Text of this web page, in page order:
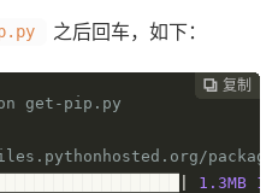
之后回车，如下：
 复制
 复制
 复制
 复制
 复制
 复制
 复制
 复制
 复制
 复制
get-pip.py
1.3MB